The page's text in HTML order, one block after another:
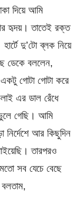
দিয়ে আমি
হৃদয়। তাতেই রক্ত
দু’টো ব্লক নিয়ে
ডেকে বললেন,
গোটা গোটা করে
এর ডাল রেঁধে
গেছি। আমি
আর কিছুদিন
তারপরও
সব যেচে বেছে